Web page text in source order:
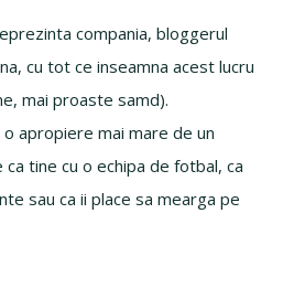
compania, bloggerul
cu tot ce inseamna acest lucru
mai proaste samd).
apropiere mai mare de un
tine cu o echipa de fotbal, ca
sau ca ii place sa mearga pe